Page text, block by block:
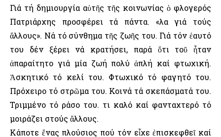
Γιά τή δημιουργία αὐτῆς τῆς κοινωνίας ὁ φλογερός
Πατριάρχης προσφέρει τά πάντα. «Ὅλα γιά τούς
ἄλλους». Νά τό σύνθημα τῆς ζωῆς του. Γιά τόν ἑαυτό
του δέν ξέρει νά κρατήσει, παρά ὅτι τοῦ ἦταν
ἀπαραίτητο γιά μία ζωή πολύ ἁπλή καί φτωχική.
Ἀσκητικό τό κελί του. Φτωχικό τό φαγητό του.
Πρόχειρο τό στρῶμα του. Κοινά τά σκεπάσματά του.
Τριμμένο τό ράσο του. Ὅτι καλό καί φανταχτερό τό
μοιράζει στούς ἄλλους.
Κάποτε ἕνας πλούσιος πού τόν εἶχε ἐπισκεφθεῖ καί